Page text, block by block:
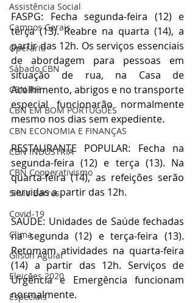
Assistência Social
Campos Gerais
Operário
Sábado CBN
CBN RH
CBN EM BOM PORTUGUÊS
CBN ECONOMIA E FINANÇAS
CBN INDÚSTRIA
CBN Cooperativismo
Silvio Barros
Covid-19
Clima
Gilson Aguiar
Eleições 2020
Especiais
FASPG: Fecha segunda-feira (12) e
terça (13). Reabre na quarta (14), a
partir das 12h. Os serviços essenciais
de abordagem para pessoas em
situação de rua, na Casa de
Acolhimento, abrigos e no transporte
especial funcionarão normalmente
mesmo nos dias sem expediente.
RESTAURANTE POPULAR: Fecha na
segunda-feira (12) e terça (13). Na
quarta-feira (14), as refeições serão
servidas a partir das 12h.
SAÚDE: Unidades de Saúde fechadas
na segunda (12) e terça-feira (13).
Retomam atividades na quarta-feira
(14) a partir das 12h. Serviços de
Urgência e Emergência funcionam
normalmente.